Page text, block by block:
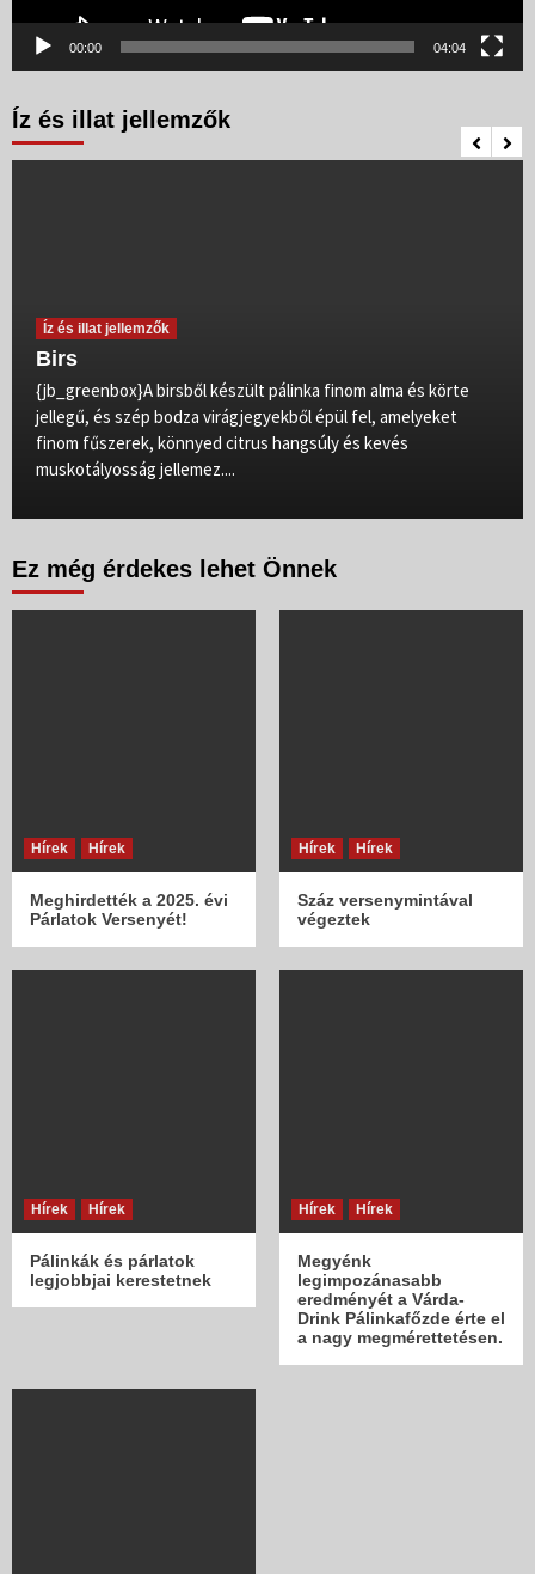
00:00 04:04
Íz és illat jellemzők
Íz és illat jellemzők
Birs
{jb_greenbox}A birsből készült pálinka finom alma és körte
jellegű, és szép bodza virágjegyekből épül fel, amelyeket
finom fűszerek, könnyed citrus hangsúly és kevés
muskotályosság jellemez....
Ez még érdekes lehet Önnek
Hírek Hírek
Meghirdették a 2025. évi
Párlatok Versenyét!
Hírek Hírek
Száz versenymintával
végeztek
Hírek Hírek
Pálinkák és párlatok
legjobbjai kerestetnek
Hírek Hírek
Megyénk
legimpozánasabb
eredményét a Várda-
Drink Pálinkafőzde érte el
a nagy megmérettetésen.